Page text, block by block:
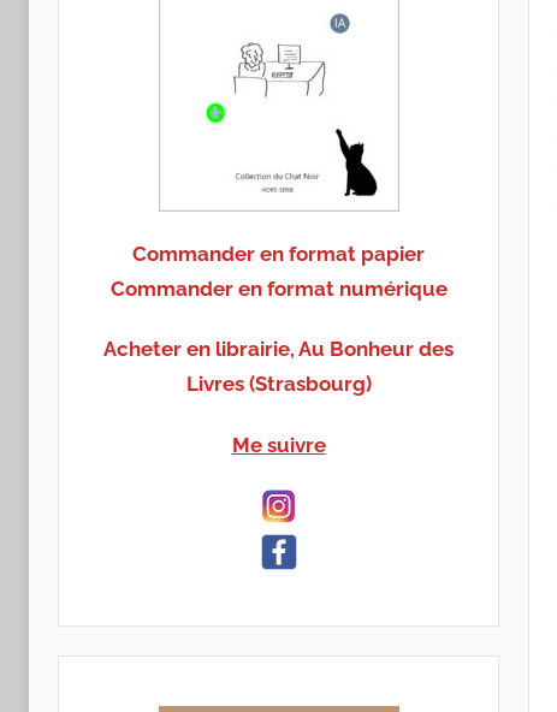
Commander en format papier
Commander en format numérique
Acheter en librairie, Au Bonheur des
Livres (Strasbourg)
Me suivre